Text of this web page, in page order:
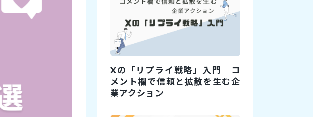
Xの「リプライ戦略」入門｜コ
メント欄で信頼と拡散を生む企
業アクション